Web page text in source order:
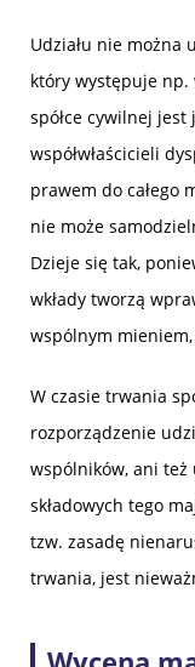
Udziału nie można
który występuje np.
spółce cywilnej jest
współwłaścicieli
prawem do całego
nie może
Dzieje się tak,
wkłady tworzą
wspólnym
W czasie trwania
rozporządzenie
wspólników, ani też
składowych tego
tzw. zasadę
trwania, jest